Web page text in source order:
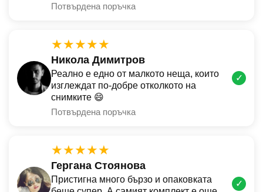
Потвърдена поръчка
★★★★★
Никола Димитров
Реално е едно от малкото неща, които
изглеждат по-добре отколкото на
снимките 😄
Потвърдена поръчка
✓
★★★★★
Гергана Стоянова
Пристигна много бързо и опаковката
✓